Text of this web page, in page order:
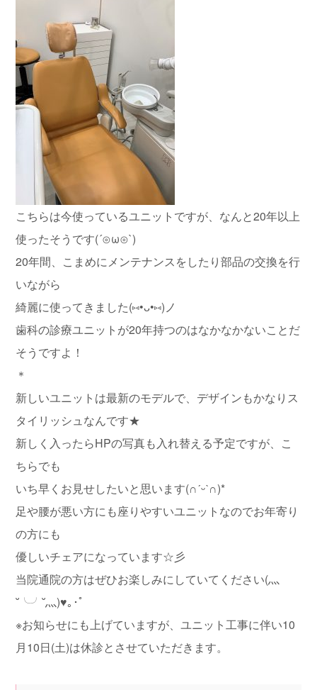
こちらは今使っているユニットですが、なんと20年以上
使ったそうです(´⊙ω⊙`)
20年間、こまめにメンテナンスをしたり部品の交換を行
いながら
綺麗に使ってきました(⑅•ᴗ•⑅)ノ
歯科の診療ユニットが20年持つのはなかなかないことだ
そうですよ！
＊
新しいユニットは最新のモデルで、デザインもかなりス
タイリッシュなんです★
新しく入ったらHPの写真も入れ替える予定ですが、こ
ちらでも
いち早くお見せしたいと思います(∩ˊᵕˋ∩)*
足や腰が悪い方にも座りやすいユニットなのでお年寄り
の方にも
優しいチェアになっています☆彡
当院通院の方はぜひお楽しみにしていてください(灬
˘╰╯˘灬)♥｡･ﾟ
※お知らせにも上げていますが、ユニット工事に伴い10
月10日(土)は休診とさせていただきます。